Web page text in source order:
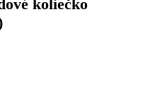
koliečko